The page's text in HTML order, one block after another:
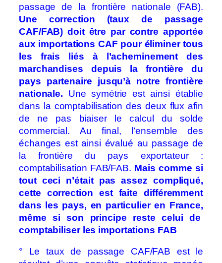
passage de la frontière nationale (FAB).
Une correction (taux de passage
CAF/FAB) doit être par contre apportée
aux importations CAF pour éliminer tous
les frais liés à l’acheminement des
marchandises depuis la frontière du
pays partenaire jusqu’à notre frontière
nationale. Une symétrie est ainsi établie
dans la comptabilisation des deux flux afin
de ne pas biaiser le calcul du solde
commercial. Au final, l’ensemble des
échanges est ainsi évalué au passage de
la frontière du pays exportateur :
comptabilisation FAB/FAB. Mais comme si
tout ceci n’était pas assez compliqué,
cette correction est faite différemment
dans les pays, en particulier en France,
même si son principe reste celui de
comptabiliser les importations FAB
° Le taux de passage CAF/FAB est le